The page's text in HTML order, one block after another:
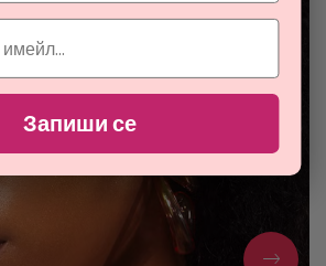
Запиши се